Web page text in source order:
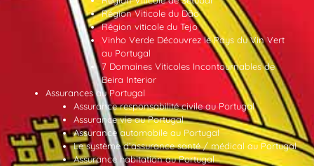
Région Viticole du Dão
Région viticole du Tejo
Vinho Verde Découvrez le Pays du Vin Vert
au Portugal
7 Domaines Viticoles Incontournables de
Beira Interior
Assurances au Portugal
Assurance responsabilité civile au Portugal
Assurance vie au Portugal
Assurance automobile au Portugal
Le système d’assurance santé / médical au Portugal
Assurance habitation au Portugal